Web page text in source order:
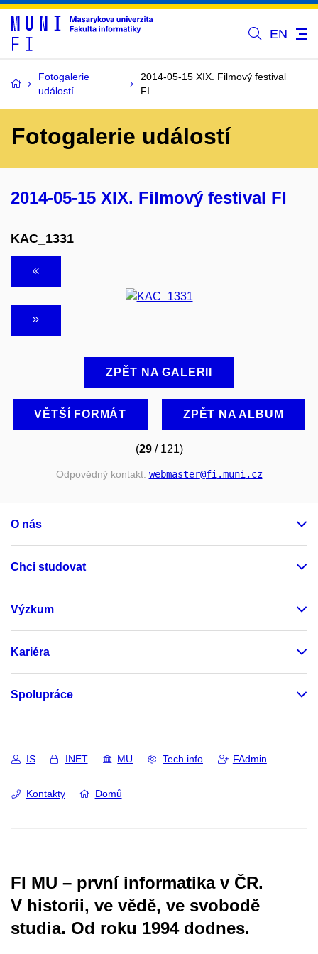
EN
Fotogalerie
událostí
2014-05-15 XIX. Filmový festival
FI
Fotogalerie událostí
2014-05-15 XIX. Filmový festival FI
KAC_1331
ZPĚT NA GALERII
VĚTŠÍ FORMÁT ZPĚT NA ALBUM
(29/ 121)
Odpovědný kontakt: webmaster@fi.muni.cz
O nás
Chci studovat
Výzkum
Kariéra
Spolupráce
IS INET MU Tech info FAdmin
Kontakty Domů
FI MU – první informatika v ČR.
V historii, ve vědě, ve svobodě
studia. Od roku 1994 dodnes.